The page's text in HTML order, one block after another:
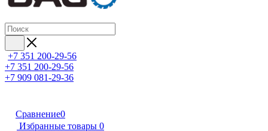
+7 351 200-29-56
+7 351 200-29-56
+7 909 081-29-36
Сравнение0
Избранные товары 0